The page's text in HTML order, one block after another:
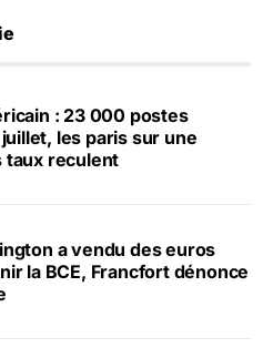
: 23 000 postes
les paris sur une
taux reculent
a vendu des euros
la BCE, Francfort dénonce